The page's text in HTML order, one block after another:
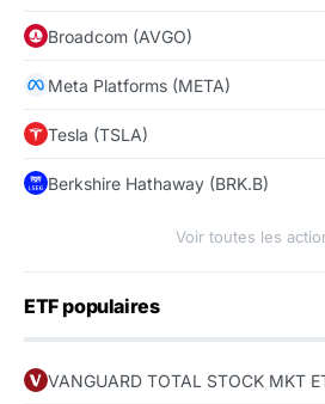
Broadcom (AVGO)
Meta Platforms (META)
Tesla (TSLA)
Berkshire Hathaway (BRK.B)
Voir toutes les
ETF populaires
VANGUARD TOTAL STOCK MKT